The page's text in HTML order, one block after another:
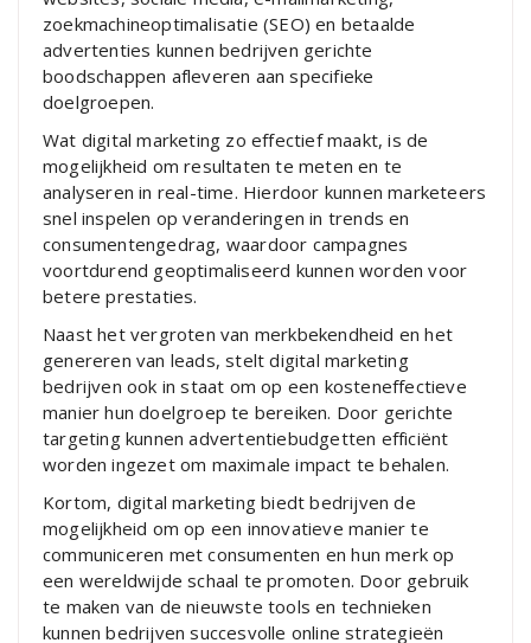
zoekmachineoptimalisatie (SEO) en betaalde
advertenties kunnen bedrijven gerichte
boodschappen afleveren aan specifieke
doelgroepen.
Wat digital marketing zo effectief maakt, is de
mogelijkheid om resultaten te meten en te
analyseren in real-time. Hierdoor kunnen marketeers
snel inspelen op veranderingen in trends en
consumentengedrag, waardoor campagnes
voortdurend geoptimaliseerd kunnen worden voor
betere prestaties.
Naast het vergroten van merkbekendheid en het
genereren van leads, stelt digital marketing
bedrijven ook in staat om op een kosteneffectieve
manier hun doelgroep te bereiken. Door gerichte
targeting kunnen advertentiebudgetten efficiënt
worden ingezet om maximale impact te behalen.
Kortom, digital marketing biedt bedrijven de
mogelijkheid om op een innovatieve manier te
communiceren met consumenten en hun merk op
een wereldwijde schaal te promoten. Door gebruik
te maken van de nieuwste tools en technieken
kunnen bedrijven succesvolle online strategieën